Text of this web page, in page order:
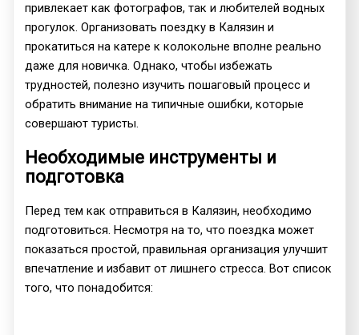
привлекает как фотографов, так и любителей водных
прогулок. Организовать поездку в Калязин и
прокатиться на катере к колокольне вполне реально
даже для новичка. Однако, чтобы избежать
трудностей, полезно изучить пошаговый процесс и
обратить внимание на типичные ошибки, которые
совершают туристы.
Необходимые инструменты и
подготовка
Перед тем как отправиться в Калязин, необходимо
подготовиться. Несмотря на то, что поездка может
показаться простой, правильная организация улучшит
впечатление и избавит от лишнего стресса. Вот список
того, что понадобится: